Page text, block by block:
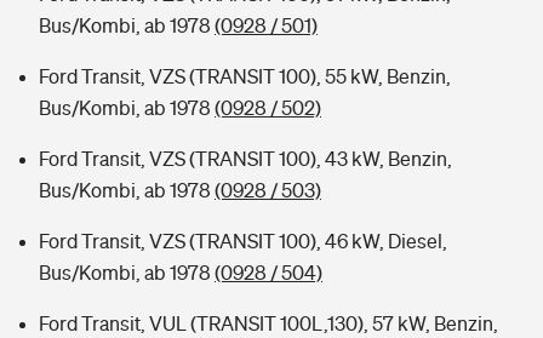
Bus/Kombi, ab 1978 (0928 / 501)
Ford Transit, VZS (TRANSIT 100), 55 kW, Benzin,
Bus/Kombi, ab 1978 (0928 / 502)
Ford Transit, VZS (TRANSIT 100), 43 kW, Benzin,
Bus/Kombi, ab 1978 (0928 / 503)
Ford Transit, VZS (TRANSIT 100), 46 kW, Diesel,
Bus/Kombi, ab 1978 (0928 / 504)
Ford Transit, VUL (TRANSIT 100L,130), 57 kW, Benzin,